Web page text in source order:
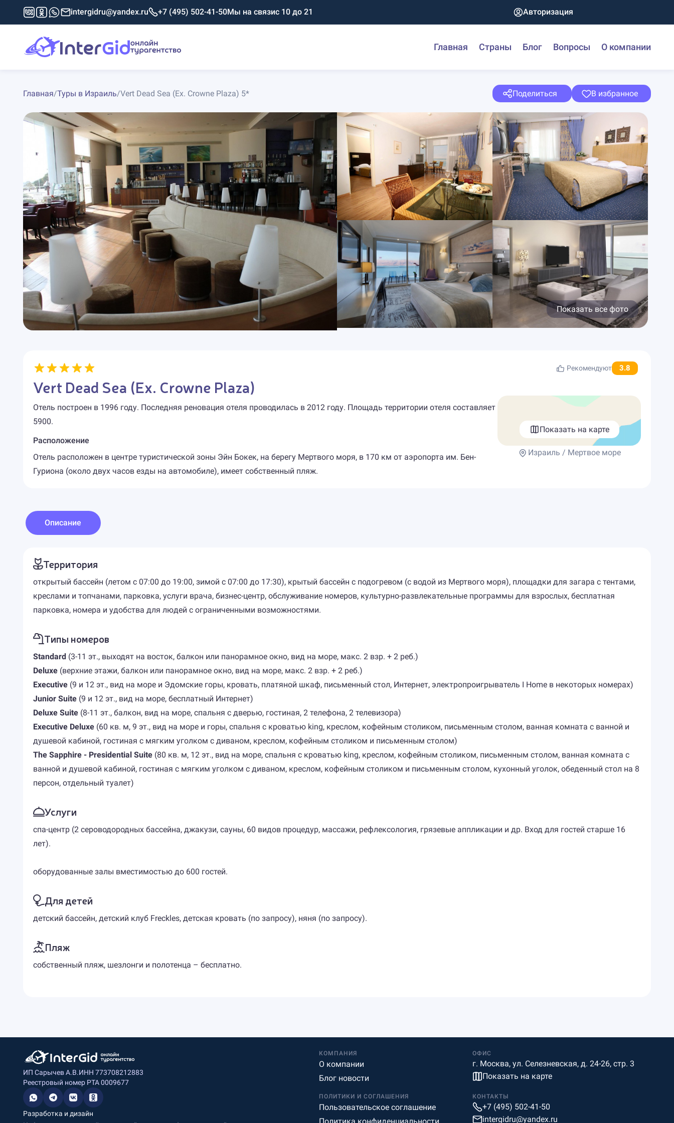
intergidru@yandex.ru +7 (495) 502-41-50Мы на связис 10 до 21 Авторизация
Главная Страны Блог Вопросы О компании
Главная/Туры в Израиль/Vert Dead Sea (Ex. Crowne Plaza) 5* Поделиться В избранное
Показать все фото
Рекомендуют 3.8
Vert Dead Sea (Ex. Crowne Plaza)
Отель построен в 1996 году. Последняя реновация отеля проводилась в 2012 году. Площадь территории отеля составляет
5900.
Расположение
Отель расположен в центре туристической зоны Эйн Бокек, на берегу Мертвого моря, в 170 км от аэропорта им. Бен-
Гуриона (около двух часов езды на автомобиле), имеет собственный пляж.
Показать на карте
Израиль / Мертвое море
Описание
Территория
открытый бассейн (летом с 07:00 до 19:00, зимой с 07:00 до 17:30), крытый бассейн с подогревом (с водой из Мертвого моря), площадки для загара с тентами,
креслами и топчанами, парковка, услуги врача, бизнес-центр, обслуживание номеров, культурно-развлекательные программы для взрослых, бесплатная
парковка, номера и удобства для людей с ограниченными возможностями.
Типы номеров
Standard (3-11 эт., выходят на восток, балкон или панорамное окно, вид на море, макс. 2 взр. + 2 реб.)
Deluxe(верхние этажи, балкон или панорамное окно, вид на море, макс. 2 взр. + 2 реб.)
Executive(9 и 12 эт., вид на море и Эдомские горы, кровать, платяной шкаф, письменный стол, Интернет, электропроигрыватель I Home в некоторых номерах)
Junior Suite(9 и 12 эт., вид на море, бесплатный Интернет)
Deluxe Suite(8-11 эт., балкон, вид на море, спальня с дверью, гостиная, 2 телефона, 2 телевизора)
Executive Deluxe(60 кв. м, 9 эт., вид на море и горы, спальня с кроватью king, креслом, кофейным столиком, письменным столом, ванная комната с ванной и
душевой кабиной, гостиная с мягким уголком с диваном, креслом, кофейным столиком и письменным столом)
The Sapphire - Presidential Suite(80 кв. м, 12 эт., вид на море, спальня с кроватью king, креслом, кофейным столиком, письменным столом, ванная комната с
ванной и душевой кабиной, гостиная с мягким уголком с диваном, креслом, кофейным столиком и письменным столом, кухонный уголок, обеденный стол на 8
персон, отдельный туалет)
Услуги
спа-центр (2 сероводородных бассейна, джакузи, сауны, 60 видов процедур, массажи, рефлексология, грязевые аппликации и др. Вход для гостей старше 16
лет).
оборудованные залы вместимостью до 600 гостей.
Для детей
детский бассейн, детский клуб Freckles, детская кровать (по запросу), няня (по запросу).
Пляж
собственный пляж, шезлонги и полотенца – бесплатно.
ИП Сарычев А.В.ИНН 773708212883
Реестровый номер РТА 0009677
Разработка и дизайн
КОМПАНИЯ
О компании
Блог новости
ОФИС
г. Москва, ул. Селезневская, д. 24-26, стр. 3
Показать на карте
ПОЛИТИКИ И СОГЛАШЕНИЯ
Пользовательское соглашение
КОНТАКТЫ
+7 (495) 502-41-50
intergidru@yandex.ru